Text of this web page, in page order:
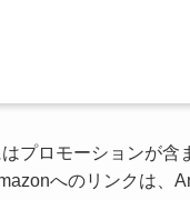
はプロモーションが含
へのリンクは、